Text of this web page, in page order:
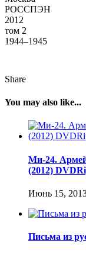
РОССПЭН
2012
том 2
1944–1945
Share
You may also like...
Ми-24.
(2012)
Июнь 15,
Письма из